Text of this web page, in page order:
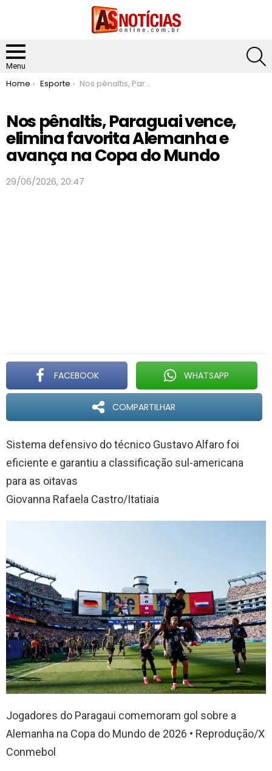
Menu
You are here:
Home Esporte Nos pênaltis, Paraguai vence, elimina favorita Alemanha e avança na Copa do Mundo
Nos pênaltis, Paraguai vence,
elimina favorita Alemanha e
avança na Copa do Mundo
29/06/2026, 20:47
FACEBOOK WHATSAPP
COMPARTILHAR
Sistema defensivo do técnico Gustavo Alfaro foi
eficiente e garantiu a classificação sul-americana
para as oitavas
Giovanna Rafaela Castro/Itatiaia
Jogadores do Paragaui comemoram gol sobre a
Alemanha na Copa do Mundo de 2026 • Reprodução/X
Conmebol